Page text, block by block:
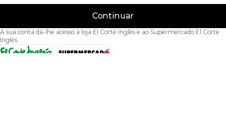
Continuar
A sua conta dá-lhe acesso à loja El Corte Inglés e ao Supermercado El Corte
Inglés.